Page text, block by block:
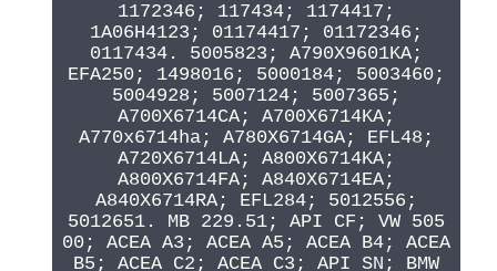
1172346; 117434; 1174417;
1A06H4123; 01174417; 01172346;
0117434. 5005823; A790X9601KA;
EFA250; 1498016; 5000184; 5003460;
5004928; 5007124; 5007365;
A700X6714CA; A700X6714KA;
A770x6714ha; A780X6714GA; EFL48;
A720X6714LA; A800X6714KA;
A800X6714FA; A840X6714EA;
A840X6714RA; EFL284; 5012556;
5012651. MB 229.51; API CF; VW 505
00; ACEA A3; ACEA A5; ACEA B4; ACEA
B5; ACEA C2; ACEA C3; API SN; BMW